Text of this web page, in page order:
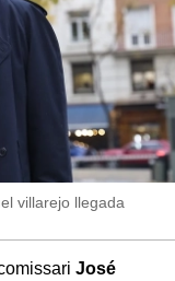
villarejo llegada
José